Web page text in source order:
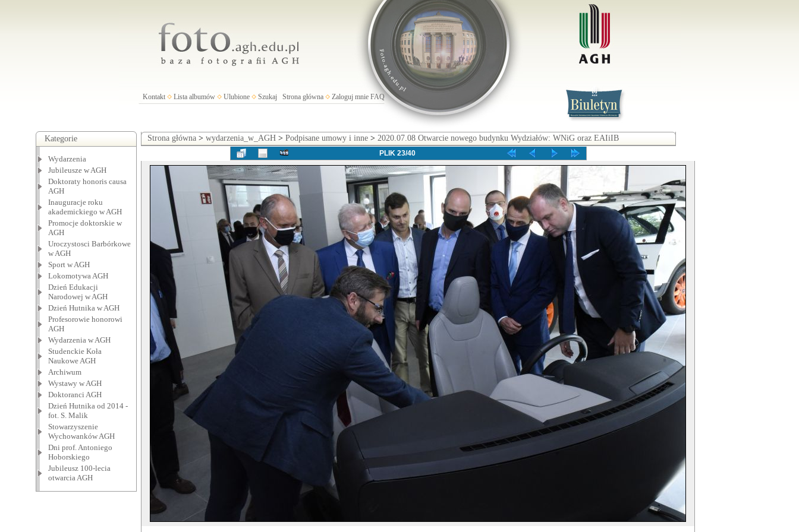
Kontakt Lista albumów Ulubione Szukaj Strona główna Zaloguj mnie FAQ
Kategorie
Wydarzenia
Jubileusze w AGH
Doktoraty honoris causa
AGH
Inauguracje roku
akademickiego w AGH
Promocje doktorskie w
AGH
Uroczystosci Barbórkowe
w AGH
Sport w AGH
Lokomotywa AGH
Dzień Edukacji
Narodowej w AGH
Dzień Hutnika w AGH
Profesorowie honorowi
AGH
Wydarzenia w AGH
Studenckie Koła
Naukowe AGH
Archiwum
Wystawy w AGH
Doktoranci AGH
Dzień Hutnika od 2014 -
fot. S. Malik
Stowarzyszenie
Wychowanków AGH
Dni prof. Antoniego
Hoborskiego
Jubileusz 100-lecia
otwarcia AGH
Strona główna> wydarzenia_w_AGH> Podpisane umowy i inne> 2020.07.08 Otwarcie nowego budynku Wydziałów: WNiG oraz EAIiIB
PLIK 23/40